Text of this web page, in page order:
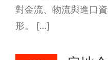
對金流、物流與進口
形。 […]